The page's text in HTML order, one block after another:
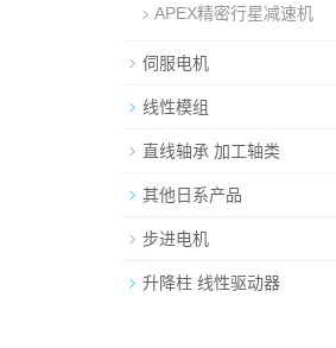
APEX精密行星减速机
伺服电机
线性模组
直线轴承 加工轴类
其他日系产品
步进电机
升降柱 线性驱动器